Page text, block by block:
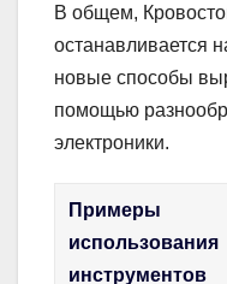
В общем,
останавливается
новые способы
помощью
электроники.
Примеры
использования
инструментов